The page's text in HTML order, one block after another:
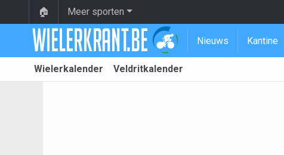
🏠 Meer sporten
Nieuws Kantine
Wielerkalender Veldritkalender